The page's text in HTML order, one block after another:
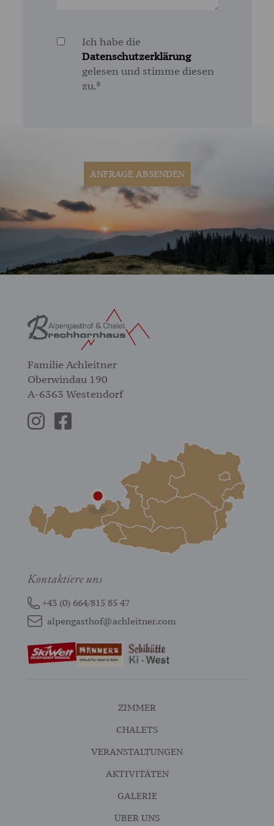
Ich habe die
Datenschutzerklärung
gelesen und stimme diesen
zu.*
ANFRAGE ABSENDEN
Familie Achleitner
Oberwindau 190
A-6363 Westendorf
Kontaktiere uns
+43 (0) 664/815 85 47
alpengasthof@achleitner.com
ZIMMER
CHALETS
VERANSTALTUNGEN
AKTIVITÄTEN
GALERIE
ÜBER UNS